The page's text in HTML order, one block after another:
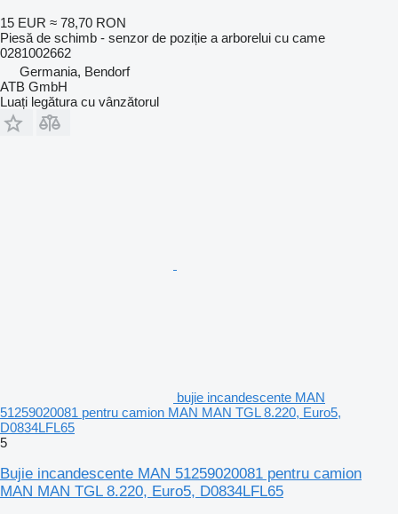
15 EUR ≈ 78,70 RON
Piesă de schimb - senzor de poziție a arborelui cu came
0281002662
Germania, Bendorf
ATB GmbH
Luați legătura cu vânzătorul
bujie incandescente MAN
51259020081 pentru camion MAN MAN TGL 8.220, Euro5,
D0834LFL65
5
Bujie incandescente MAN 51259020081 pentru camion
MAN MAN TGL 8.220, Euro5, D0834LFL65